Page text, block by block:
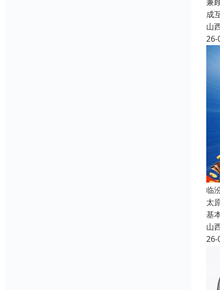
成
山
26-
临
太
基
山
26-